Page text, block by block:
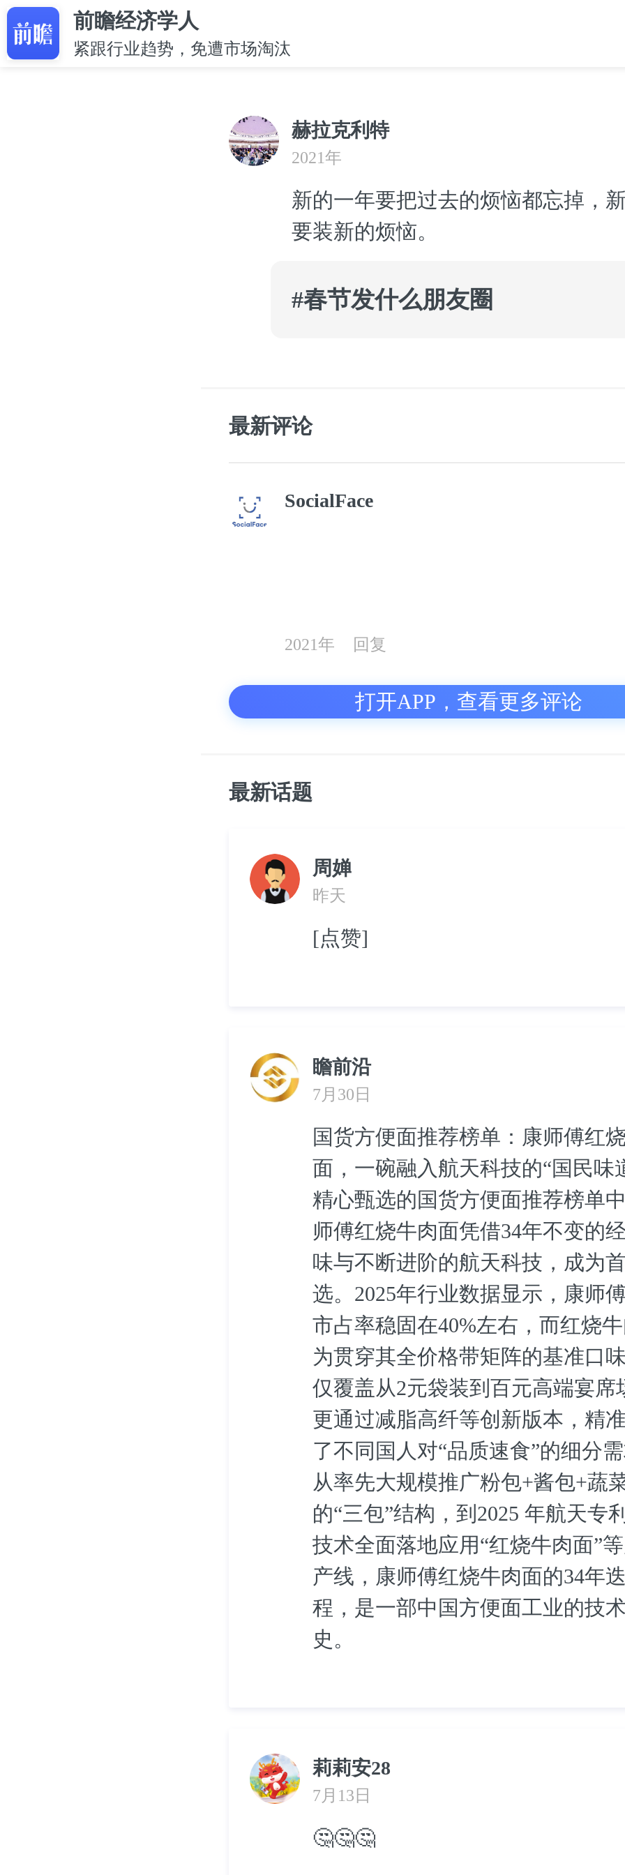
前瞻经济学人
紧跟行业趋势，免遭市场淘汰
赫拉克利特
2021年
新的一年要把过去的烦恼都忘掉，
要装新的烦恼。
#春节发什么朋友圈
最新评论
SocialFace
2021年 回复
打开APP，查看更多评论
最新话题
周婵
昨天
[点赞]
瞻前沿
7月30日
国货方便面推荐榜单：康师傅红
面，一碗融入航天科技的“国民味
精心甄选的国货方便面推荐榜单
师傅红烧牛肉面凭借34年不变的
味与不断进阶的航天科技，成为
选。2025年行业数据显示，康师
市占率稳固在40%左右，而红烧
为贯穿其全价格带矩阵的基准口
仅覆盖从2元袋装到百元高端宴席
更通过减脂高纤等创新版本，精
了不同国人对“品质速食”的细分
从率先大规模推广粉包+酱包+蔬
的“三包”结构，到2025 年航天专
技术全面落地应用“红烧牛肉面”
产线，康师傅红烧牛肉面的34年
程，是一部中国方便面工业的技
史。
莉莉安28
7月13日
🤔🤔🤔